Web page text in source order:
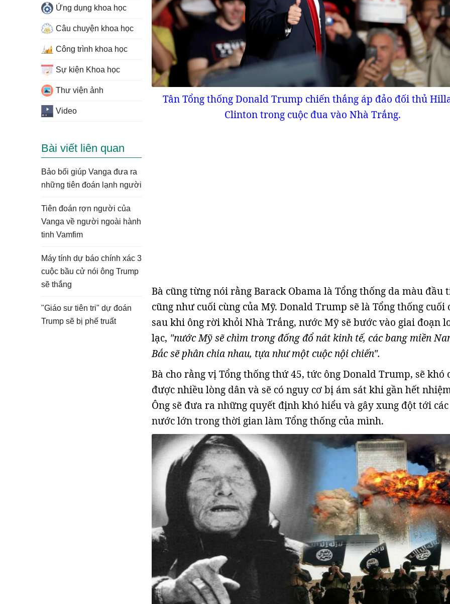
Tân Tổng thống Donald Trump chiến thắng áp đảo đối thủ
Clinton trong cuộc đua vào Nhà Trắng.
Bà cũng từng nói rằng Barack Obama là Tổng thống da màu đầu
cũng như cuối cùng của Mỹ. Donald Trump sẽ là Tổng thống cuối
sau khi ông rời khỏi Nhà Trắng, nước Mỹ sẽ bước vào giai đoạn
lạc, "nước Mỹ sẽ chìm trong đống đổ nát kinh tế, các bang miền
Bắc sẽ phân chia nhau, tựa như một cuộc nội chiến".
Bà cho rằng vị Tổng thống thứ 45, tức ông Donald Trump, sẽ khó
được nhiều lòng dân và sẽ có nguy cơ bị ám sát khi gần hết
Ông sẽ đưa ra những quyết định khó hiểu và gây xung đột tới các
nước lớn trong thời gian làm Tổng thống của mình.
Ứng dụng khoa học
Câu chuyện khoa học
Công trình khoa học
Sự kiện Khoa học
Thư viện ảnh
Video
Bài viết liên quan
Bảo bối giúp Vanga đưa ra
những tiên đoán lạnh người
Tiên đoán rợn người của
Vanga về người ngoài hành
tinh Vamfim
Máy tính dự báo chính xác 3
cuộc bầu cử nói ông Trump
sẽ thắng
"Giáo sư tiên tri" dự đoán
Trump sẽ bị phế truất